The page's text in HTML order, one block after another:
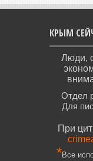
КРЫМ
Люди,
Отдел
Для
При
*Все